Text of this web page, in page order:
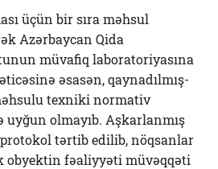
üçün bir sıra məhsul
Azərbaycan Qida
müvafiq laboratoriyasına
əsasən, qaynadılmış-
texniki normativ
olmayıb. Aşkarlanmış
tərtib edilib, nöqsanlar
obyektin fəaliyyəti müvəqqəti